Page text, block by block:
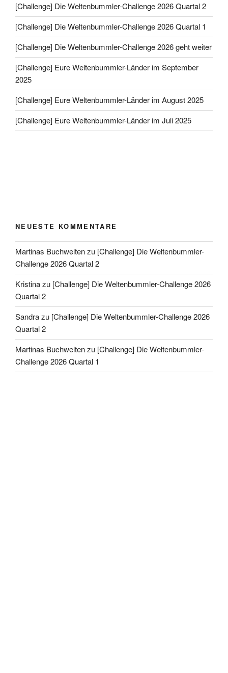
[Challenge] Die Weltenbummler-Challenge 2026 Quartal 2
[Challenge] Die Weltenbummler-Challenge 2026 Quartal 1
[Challenge] Die Weltenbummler-Challenge 2026 geht weiter
[Challenge] Eure Weltenbummler-Länder im September
2025
[Challenge] Eure Weltenbummler-Länder im August 2025
[Challenge] Eure Weltenbummler-Länder im Juli 2025
NEUESTE KOMMENTARE
Martinas Buchweltenzu [Challenge] Die Weltenbummler-
Challenge 2026 Quartal 2
Kristinazu [Challenge] Die Weltenbummler-Challenge 2026
Quartal 2
Sandrazu [Challenge] Die Weltenbummler-Challenge 2026
Quartal 2
Martinas Buchweltenzu [Challenge] Die Weltenbummler-
Challenge 2026 Quartal 1